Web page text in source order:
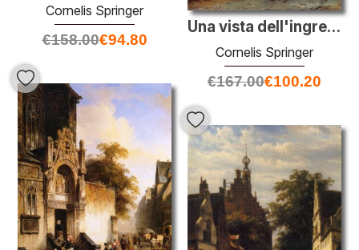
Una vista dell'ingresso sud della chiesa di St. Pancras, Enkhuiz
Cornelis Springer
€167.00€100.20
Cornelis Springer
€158.00€94.80